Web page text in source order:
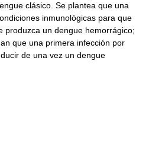
clásico. Se plantea que una
inmunológicas para que
produzca un dengue hemorrágico;
que una primera infección por
de una vez un dengue